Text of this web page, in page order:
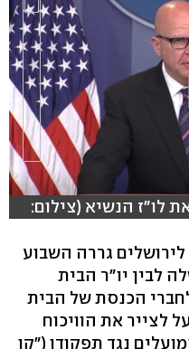
לו"ז הנשיא (צילום:
גררה השבוע
לבין יו"ר הבית
הכנסת של הבית
לצייר את הוויכוח
נגד תפקודו ("קו